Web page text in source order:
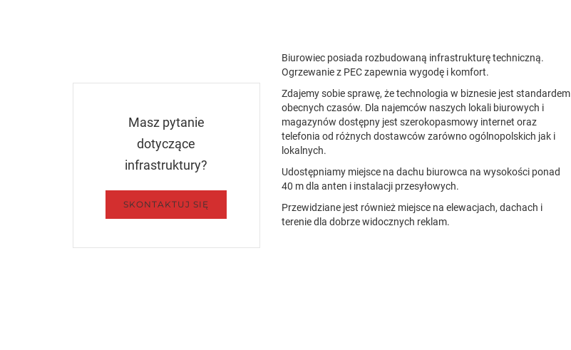
Masz pytanie
dotyczące
infrastruktury?
SKONTAKTUJ SIĘ
Biurowiec posiada rozbudowaną infrastrukturę techniczną.
Ogrzewanie z PEC zapewnia wygodę i komfort.
Zdajemy sobie sprawę, że technologia w biznesie jest standardem
obecnych czasów. Dla najemców naszych lokali biurowych i
magazynów dostępny jest szerokopasmowy internet oraz
telefonia od różnych dostawców zarówno ogólnopolskich jak i
lokalnych.
Udostępniamy miejsce na dachu biurowca na wysokości ponad
40 m dla anten i instalacji przesyłowych.
Przewidziane jest również miejsce na elewacjach, dachach i
terenie dla dobrze widocznych reklam.